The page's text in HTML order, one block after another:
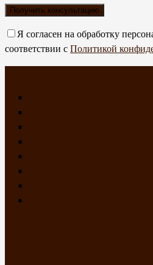
Я согласен на обработку
соответствии сПолитикой